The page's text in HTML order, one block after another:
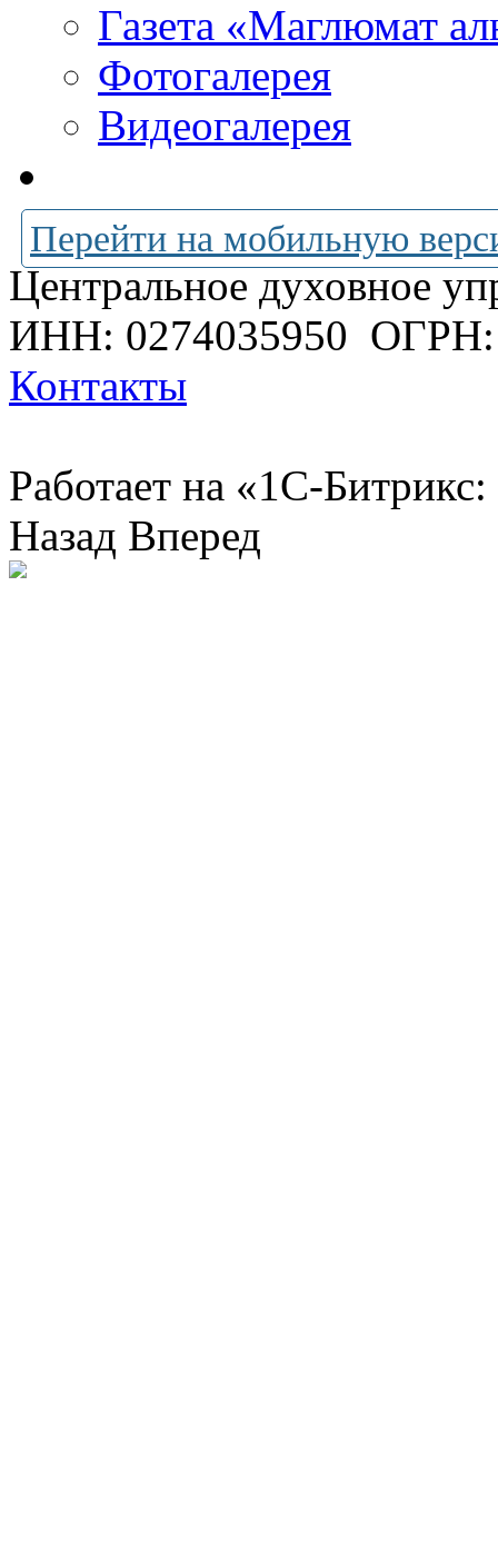
Газета «Маглюмат
Фотогалерея
Видеогалерея
Перейти на мобильную
Центральное духовное
ИНН: 0274035950 ОГРН:
Контакты
Работает на «1С-
Назад Вперед